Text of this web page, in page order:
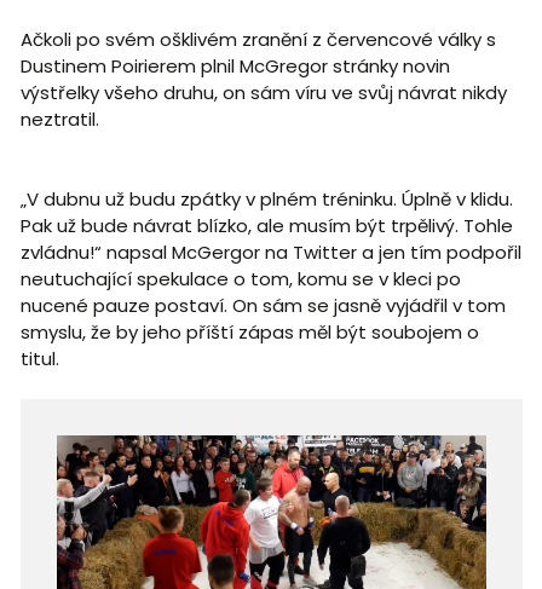
Ačkoli po svém ošklivém zranění z červencové války s
Dustinem Poirierem plnil McGregor stránky novin
výstřelky všeho druhu, on sám víru ve svůj návrat nikdy
neztratil.
„V dubnu už budu zpátky v plném tréninku. Úplně v klidu.
Pak už bude návrat blízko, ale musím být trpělivý. Tohle
zvládnu!“ napsal McGergor na Twitter a jen tím podpořil
neutuchající spekulace o tom, komu se v kleci po
nucené pauze postaví. On sám se jasně vyjádřil v tom
smyslu, že by jeho příští zápas měl být soubojem o
titul.